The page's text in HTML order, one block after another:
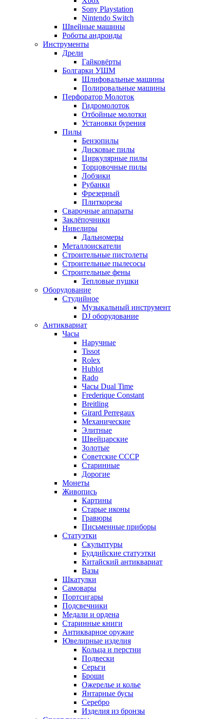
Sony Playstation
Nintendo Switch
Швейные машины
Роботы андроиды
Инструменты
Дрели
Гайковёрты
Болгарки УШМ
Шлифовальные машины
Полировальные машины
Перфоратор Молоток
Гидромолоток
Отбойные молотки
Установки бурения
Пилы
Бензопилы
Дисковые пилы
Циркулярные пилы
Торцовочные пилы
Лобзики
Рубанки
Фрезерный
Плиткорезы
Сварочные аппараты
Заклёпочники
Нивелиры
Дальномеры
Металлоискатели
Строительные пистолеты
Строительные пылесосы
Строительные фены
Тепловые пушки
Оборудование
Студийное
Музыкальный инструмент
DJ оборудование
Антиквариат
Часы
Наручные
Tissot
Rolex
Hublot
Rado
Часы Dual Time
Frederique Constant
Breitling
Girard Perregaux
Механические
Элитные
Швейцарские
Золотые
Советские СССР
Старинные
Дорогие
Монеты
Живопись
Картины
Старые иконы
Гравюры
Письменные приборы
Статуэтки
Скульптуры
Буддийские статуэтки
Китайский антиквариат
Вазы
Шкатулки
Самовары
Портсигары
Подсвечники
Медали и ордена
Старинные книги
Антикварное оружие
Ювелирные изделия
Кольца и перстни
Подвески
Серьги
Броши
Ожерелье и колье
Янтарные бусы
Серебро
Изделия из бронзы